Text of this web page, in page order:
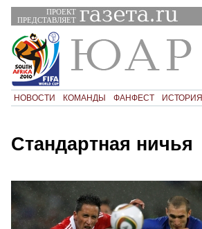
ПРОЕКТ
ПРЕДСТАВЛЯЕТ
НОВОСТИ КОМАНДЫ ФАНФЕСТ ИСТОРИЯ
Стандартная ничья